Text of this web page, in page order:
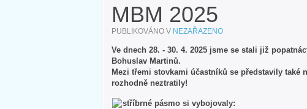
MBM 2025
PUBLIKOVÁNO V NEZAŘAZENO
Ve dnech 28. - 30. 4. 2025 jsme se stali již
Bohuslav Martinů.
Mezi třemi stovkami účastníků se představily také
rozhodně neztratily!
stříbrné pásmo si vybojovaly: